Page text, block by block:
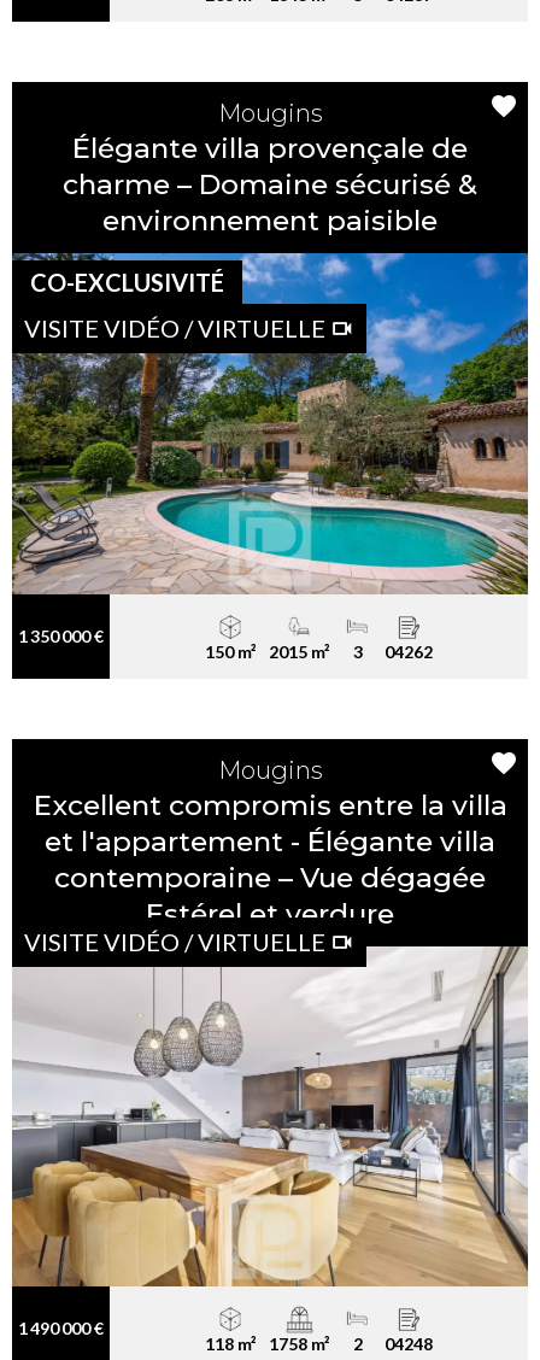
Mougins
Élégante villa provençale de
charme – Domaine sécurisé &
environnement paisible
1 350 000 €
150 m² 2015 m² 3 04262
CO-EXCLUSIVITÉ
VISITE VIDÉO / VIRTUELLE
Mougins
Excellent compromis entre la villa
et l'appartement - Élégante villa
contemporaine – Vue dégagée
Estérel et verdure
1 490 000 €
118 m² 1758 m² 2 04248
VISITE VIDÉO / VIRTUELLE